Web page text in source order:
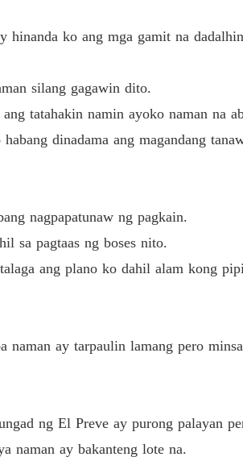
ko ang mga gamit na
silang gagawin dito.
tatahakin namin ayoko naman na
dinadama ang magandang
nagpapatunaw ng pagkain.
sa pagtaas ng boses nito.
ang plano ko dahil alam kong
ay tarpaulin lamang pero
ng El Preve ay purong palayan
naman ay bakanteng lote na.